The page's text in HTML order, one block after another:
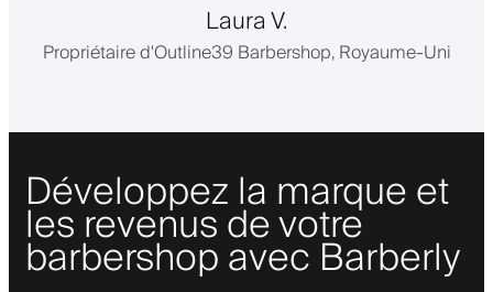
Laura V.
Propriétaire d'Outline39 Barbershop, Royaume-Uni
Développez la marque et
les revenus de votre
barbershop avec Barberly